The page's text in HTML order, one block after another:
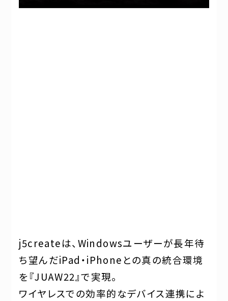
j5createは、Windowsユーザーが長年待
ち望んだiPad・iPhoneとの真の統合環境
を『JUAW22』で実現。
ワイヤレスでの効率的なデバイス連携によ